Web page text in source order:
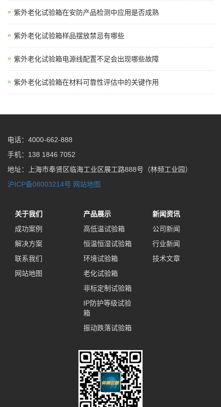
紫外老化试验箱在安防产品检测中应用是否成熟
紫外老化试验箱样品摆放禁忌有哪些
紫外老化试验箱电源线配置不足会出现哪些故障
紫外老化试验箱在材料可靠性评估中的关键作用
电话：4000-662-888
手机：138 1846 7052
地址：上海市奉贤区临海工业区展工路888号（林频工业园）
沪ICP备08003214号 网站地图
关于我们
成功案例
解决方案
联系我们
网站地图
产品展示
高低温试验箱
恒温恒湿试验箱
环境试验箱
老化试验箱
非标定制试验箱
IP防护等级试验
箱
振动跌落试验箱
新闻资讯
公司新闻
行业新闻
技术文章